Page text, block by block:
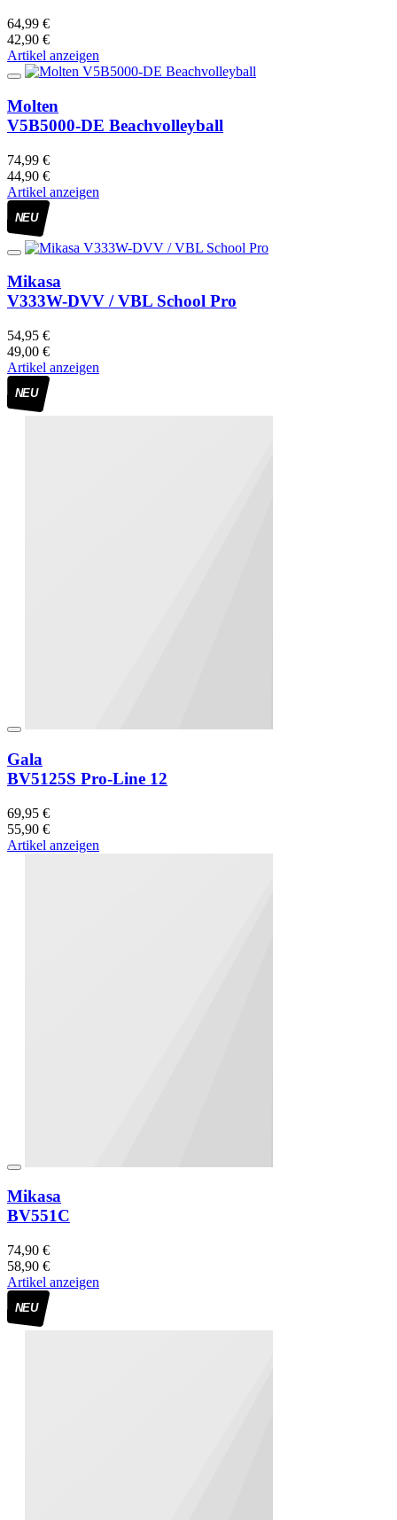
64,99 €
42,90 €
Artikel anzeigen
Molten
V5B5000-DE Beachvolleyball
74,99 €
44,90 €
Artikel anzeigen
NEU
Mikasa
V333W-DVV / VBL School Pro
54,95 €
49,00 €
Artikel anzeigen
NEU
Gala
BV5125S Pro-Line 12
69,95 €
55,90 €
Artikel anzeigen
Mikasa
BV551C
74,90 €
58,90 €
Artikel anzeigen
NEU